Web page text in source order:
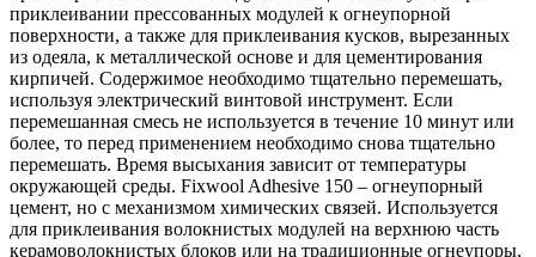
приклеивании прессованных модулей к огнеупорной
поверхности, а также для приклеивания кусков, вырезанных
из одеяла, к металлической основе и для цементирования
кирпичей. Содержимое необходимо тщательно перемешать,
используя электрический винтовой инструмент. Если
перемешанная смесь не используется в течение 10 минут или
более, то перед применением необходимо снова тщательно
перемешать. Время высыхания зависит от температуры
окружающей среды. Fixwool Adhesive 150 – огнеупорный
цемент, но с механизмом химических связей. Используется
для приклеивания волокнистых модулей на верхнюю часть
керамоволокнистых блоков или на традиционные огнеупоры,